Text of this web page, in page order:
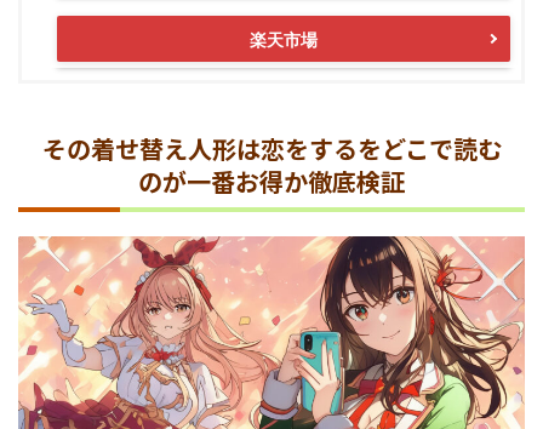
楽天市場
その着せ替え人形は恋をするをどこで読む
のが一番お得か徹底検証